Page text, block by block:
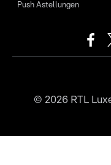
Push Astellungen
© 2026RTL